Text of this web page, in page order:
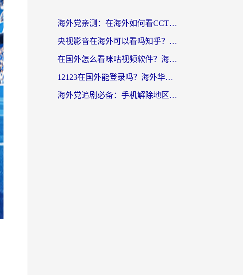
海外党亲测：在海外如何看CCTV？告别“仅限大陆播放”的实用指南
央视影音在海外可以看吗知乎？留学生亲测：3步解决地域限制+追剧自由
在国外怎么看咪咕视频软件？海外党亲测有效的回国加速方案
12123在国外能登录吗？海外华人必看的回国加速实用指南
海外党追剧必备：手机解除地区限制app怎么选？解决央视视频&国内剧地区限制全指南